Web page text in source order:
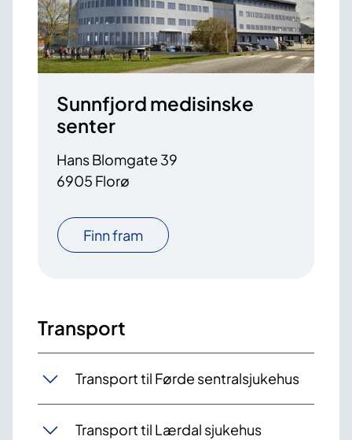
Sunnfjord medisinske
senter
Hans Blomgate 39
6905 Florø
Finn fram
Transport
Transport til Førde sentralsjukehus
Transport til Lærdal sjukehus